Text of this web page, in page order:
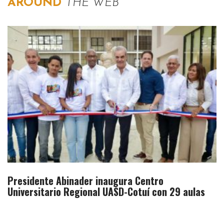
AROUND THE WEB
Presidente Abinader inaugura Centro
Universitario Regional UASD-Cotuí con 29 aulas